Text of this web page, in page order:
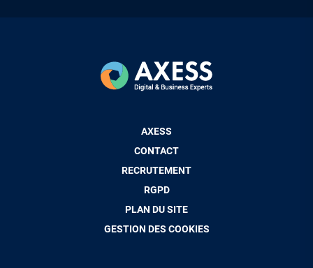
AXESS
CONTACT
RECRUTEMENT
RGPD
PLAN DU SITE
GESTION DES COOKIES